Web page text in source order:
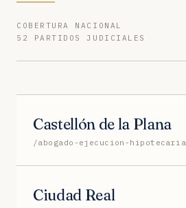
COBERTURA NACIONAL
52 PARTIDOS JUDICIALES
Castellón de la Plana
/abogado-ejecucion-
Ciudad Real